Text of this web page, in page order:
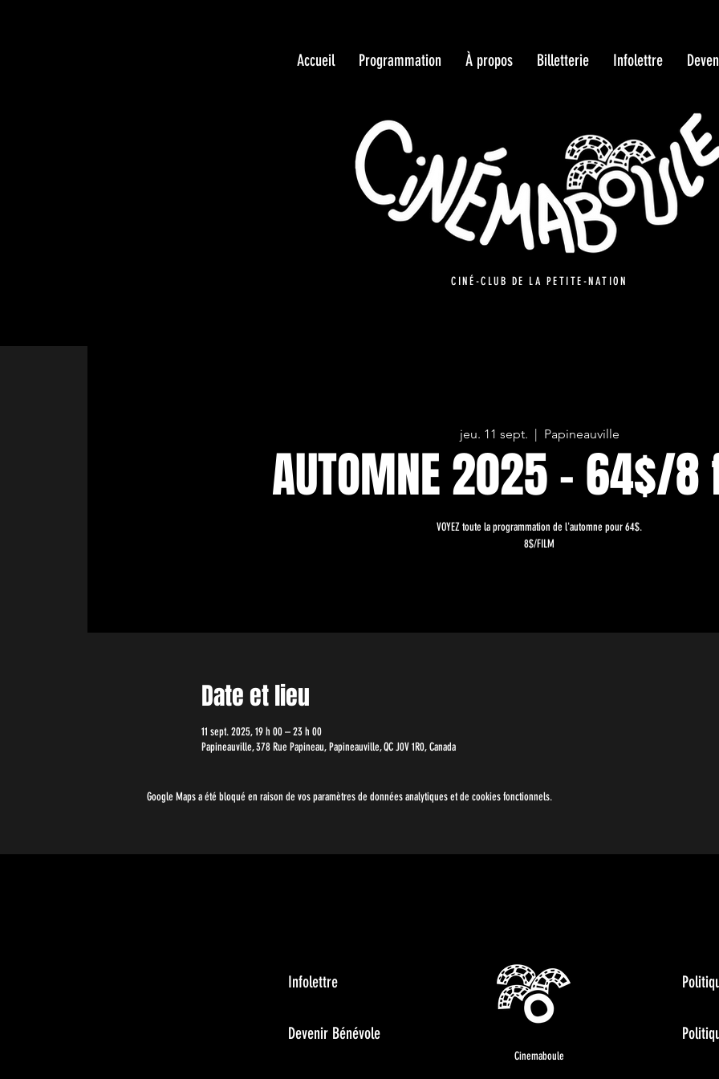
Accueil Programmation À propos Billetterie Infolettre
CINÉ-CLUB DE LA PETITE-NATION
jeu. 11 sept.
  |
Papineauville
AUTOMNE 2025 - 64$/
VOYEZ toute la programmation de l'automne pour 64$.
8$/FILM
Date et lieu
11 sept. 2025, 19 h 00 – 23 h 00
Papineauville, 378 Rue Papineau, Papineauville, QC J0V 1R0, Canada
Google Maps a été bloqué en raison de vos paramètres de données analytiques et de cookies fonctionnels.
Infolettre
Devenir Bénévole
Cinemaboule